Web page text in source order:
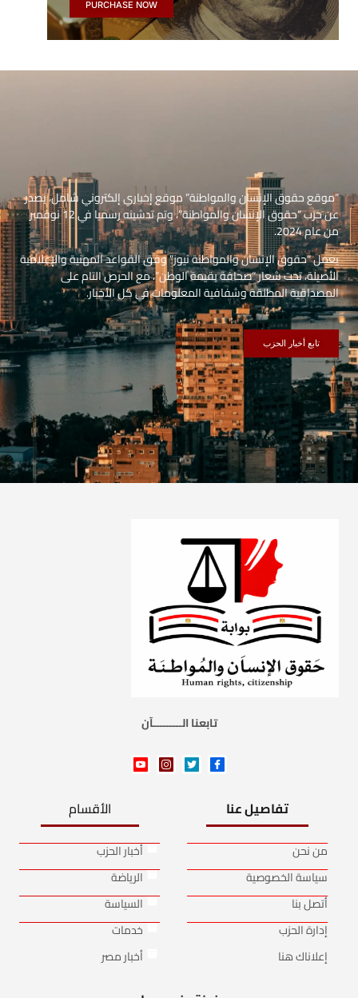
PURCHASE NOW
“موقع حقوق الإنسان والمواطنة” موقع إخباري إلكتروني شامل، يصدر
عن حزب “حقوق الإنسان والمواطنة”، وتم تدشينه رسميا في 12 نوفمبر
من عام 2024.
يعمل “حقوق الإنسان والمواطنة نيوز” وفق القواعد المهنية والإعلامية
الأصيلة، تحت شعار “صحافة بقيمة الوطن”، مع الحرص التام على
المصداقية المطلقة وشفافية المعلومات في كل الأخبار.
تابع أخبار الحزب
تابعنا الـــــــــآن
تفاصيل عنا
من نحن
سياسة الخصوصية
أتصل بنا
إدارة الحزب
إعلاناك هنا
الأقسام
أخبار الحزب
الرياضة
السياسة
خدمات
أخبار مصر